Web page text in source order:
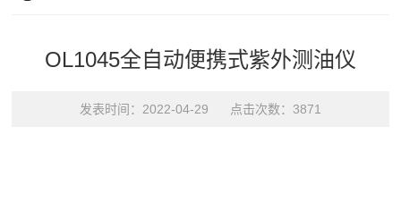
OL1045全自动便携式紫外测油仪
发表时间：2022-04-29 点击次数：3871